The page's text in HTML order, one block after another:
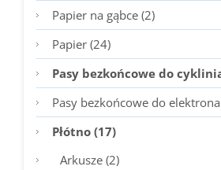
Papier na gąbce (2)
Papier (24)
Pasy bezkońcowe do
Pasy bezkońcowe do
Płótno (17)
Arkusze (2)